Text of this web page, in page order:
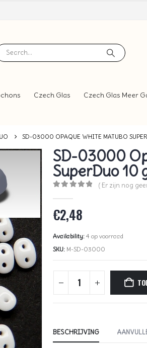
Czech Glas Czech Glas Meer
SD-03000 OPAQUE WHITE MATUBO
SD-03000
SuperDuo 10
( Er zijn nog
€2,48
Availability: 4 op voorraad
SKU: M-SD-03000
BESCHRIJVING